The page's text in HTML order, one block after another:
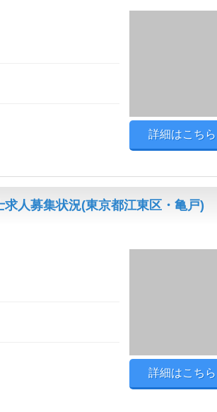
詳細はこちら
人募集状況(東京都江東区・亀戸)
詳細はこちら